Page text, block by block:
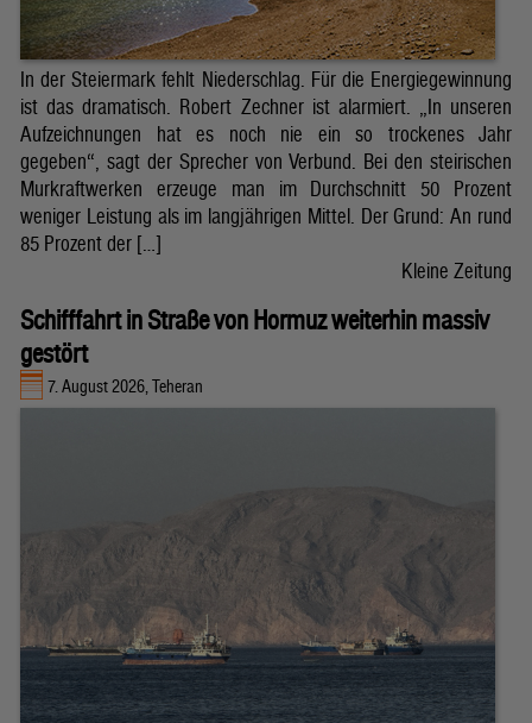
In der Steiermark fehlt Niederschlag. Für die Energiegewinnung
ist das dramatisch. Robert Zechner ist alarmiert. „In unseren
Aufzeichnungen hat es noch nie ein so trockenes Jahr
gegeben“, sagt der Sprecher von Verbund. Bei den steirischen
Murkraftwerken erzeuge man im Durchschnitt 50 Prozent
weniger Leistung als im langjährigen Mittel. Der Grund: An rund
85 Prozent der […]
Kleine Zeitung
Schifffahrt in Straße von Hormuz weiterhin massiv
gestört
7. August 2026, Teheran